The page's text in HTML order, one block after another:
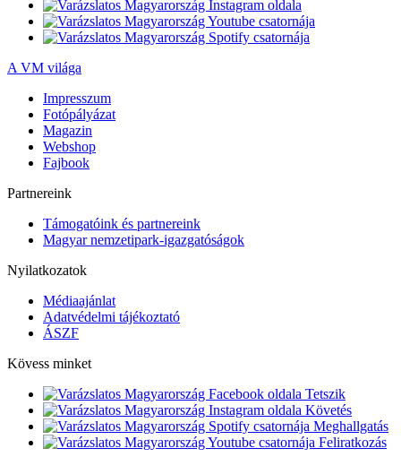
A VM világa
Impresszum
Fotópályázat
Magazin
Webshop
Fajbook
Partnereink
Támogatóink és partnereink
Magyar nemzetipark-igazgatóságok
Nyilatkozatok
Médiaajánlat
Adatvédelmi tájékoztató
ÁSZF
Kövess minket
Tetszik
Követés
Meghallgatás
Feliratkozás